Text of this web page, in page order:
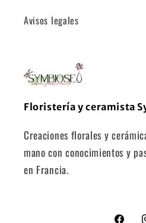
Avisos legales
Floristería y ceramista
Creaciones florales y
mano con conocimientos y
en Francia.